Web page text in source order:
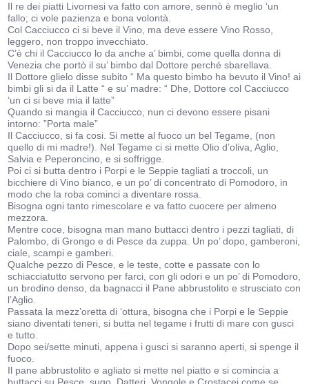
Il re dei piatti Livornesi va fatto con amore, sennò è meglio ‘un
fallo; ci vole pazienza e bona volontà.
Col Cacciucco ci si beve il Vino, ma deve essere Vino Rosso,
leggero, non troppo invecchiato.
C’è chi il Cacciucco lo da anche a’ bimbi, come quella donna di
Venezia che portò il su’ bimbo dal Dottore perché sbarellava.
Il Dottore glielo disse subito “ Ma questo bimbo ha bevuto il Vino! ai
bimbi gli si da il Latte “ e su’ madre: “ Dhe, Dottore col Cacciucco
‘un ci si beve mia il latte”
Quando si mangia il Cacciucco, nun ci devono essere pisani
intorno: ”Porta male”
Il Cacciucco, si fa cosi. Si mette al fuoco un bel Tegame, (non
quello di mi madre!). Nel Tegame ci si mette Olio d’oliva, Aglio,
Salvia e Peperoncino, e si soffrigge.
Poi ci si butta dentro i Porpi e le Seppie tagliati a troccoli, un
bicchiere di Vino bianco, e un po’ di concentrato di Pomodoro, in
modo che la roba cominci a diventare rossa.
Bisogna ogni tanto rimescolare e va fatto cuocere per almeno
mezzora.
Mentre coce, bisogna man mano buttacci dentro i pezzi tagliati, di
Palombo, di Grongo e di Pesce da zuppa. Un po’ dopo, gamberoni,
ciale, scampi e gamberi.
Qualche pezzo di Pesce, e le teste, cotte e passate con lo
schiacciatutto servono per farci, con gli odori e un po’ di Pomodoro,
un brodino denso, da bagnacci il Pane abbrustolito e strusciato con
l’Aglio.
Passata la mezz’oretta di ‘ottura, bisogna che i Porpi e le Seppie
siano diventati teneri, si butta nel tegame i frutti di mare con gusci
e tutto.
Dopo sei/sette minuti, appena i gusci si saranno aperti, si spenge il
fuoco.
Il pane abbrustolito e agliato si mette nel piatto e si comincia a